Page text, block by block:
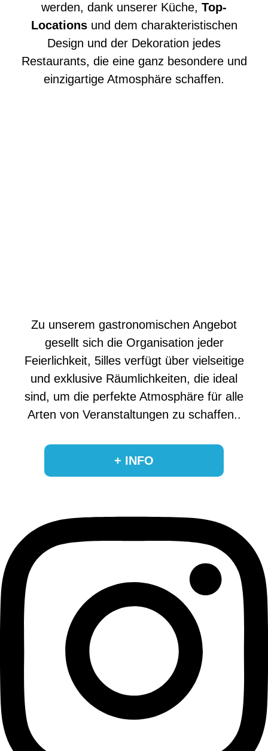
werden, dank unserer Küche, Top-
Locationsund dem charakteristischen
Design und der Dekoration jedes
Restaurants, die eine ganz besondere und
einzigartige Atmosphäre schaffen.
Zu unserem gastronomischen Angebot
gesellt sich die Organisation jeder
Feierlichkeit, 5illes verfügt über vielseitige
und exklusive Räumlichkeiten, die ideal
sind, um die perfekte Atmosphäre für alle
Arten von Veranstaltungen zu schaffen..
+ INFO